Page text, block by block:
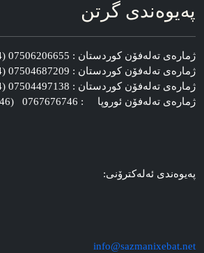
په‌یوه‌ندی گرتن
ژماره‌ی ته‌له‌فۆن کوردستان : 07506206655 (00964)
ژماره‌ی ته‌له‌فۆن کوردستان : 07504687209 (00964)
ژماره‌ی ته‌له‌فۆن کوردستان : 07504497138 (00964)
ژماره‌ی ته‌له‌فۆن ئوروپا : 0767676746 (0046)
په‌یوه‌ندی ئه‌له‌کترۆنی:
info@sazmanixebat.net